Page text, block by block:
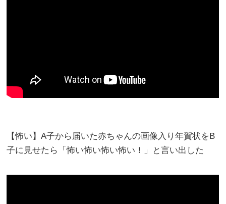
【怖い】A子から届いた赤ちゃんの画像入り年賀状をB
子に見せたら「怖い怖い怖い怖い！」と言い出した